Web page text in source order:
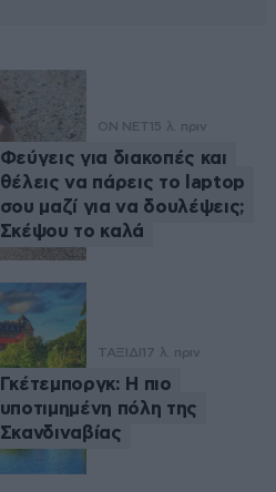
ON NET 15 λ. πριν
Φεύγεις για διακοπές και
θέλεις να πάρεις το laptop
σου μαζί για να δουλέψεις;
Σκέψου το καλά
ΤΑΞΙΔΙ 17 λ. πριν
Γκέτεμποργκ: Η πιο
υποτιμημένη πόλη της
Σκανδιναβίας